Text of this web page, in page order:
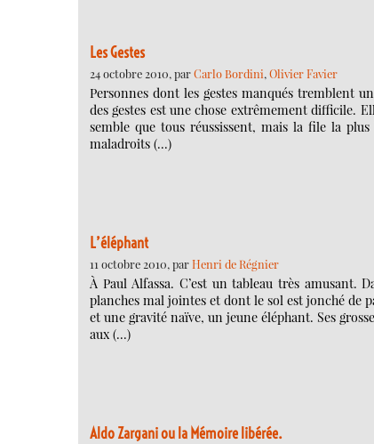
Les Gestes
24 octobre 2010, parCarlo Bordini, Olivier Favier
Personnes dont les gestes manqués tremblent
des gestes est une chose extrêmement difficile.
semble que tous réussissent, mais la file la
maladroits (…)
L’éléphant
11 octobre 2010, parHenri de Régnier
À Paul Alfassa. C’est un tableau très
planches mal jointes et dont le sol est jonché de
et une gravité naïve, un jeune éléphant. Ses
aux (…)
Aldo Zargani ou la Mémoire libérée.